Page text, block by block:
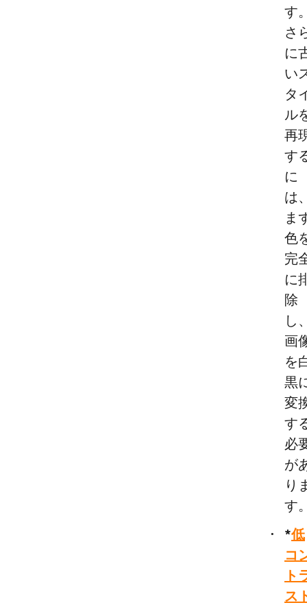
す
さ
に
い
タ
ル
再
す
に
は
ま
色
完
に
除
し
画
を
黒
変
す
必
が
り
す
*低
コ
ト
ス